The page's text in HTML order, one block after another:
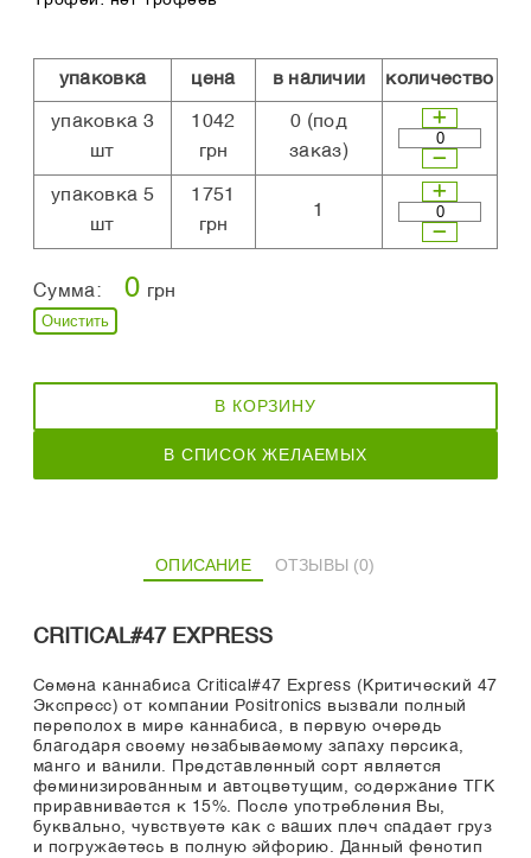
упаковка цена в наличии количество
упаковка 3
шт
1042
грн
0 (под
заказ)
упаковка 5
шт
1751
грн
1
Сумма: 0 грн
Очистить
В КОРЗИНУ
В СПИСОК ЖЕЛАЕМЫХ
ОПИСАНИЕ ОТЗЫВЫ (0)
CRITICAL#47 EXPRESS
Семена каннабиса Critical#47 Express (Критический 47
Экспресс) от компании Positronics вызвали полный
переполох в мире каннабиса, в первую очередь
благодаря своему незабываемому запаху персика,
манго и ванили. Представленный сорт является
феминизированным и автоцветущим, содержание ТГК
приравнивается к 15%. После употребления Вы,
буквально, чувствуете как с ваших плеч спадает груз
и погружаетесь в полную эйфорию. Данный фенотип